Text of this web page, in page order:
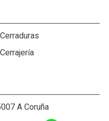
Cerraduras
Cerrajería
A Coruña